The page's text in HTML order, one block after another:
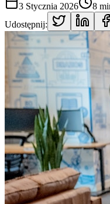
3 Stycznia 2026
8
Udostępnij: